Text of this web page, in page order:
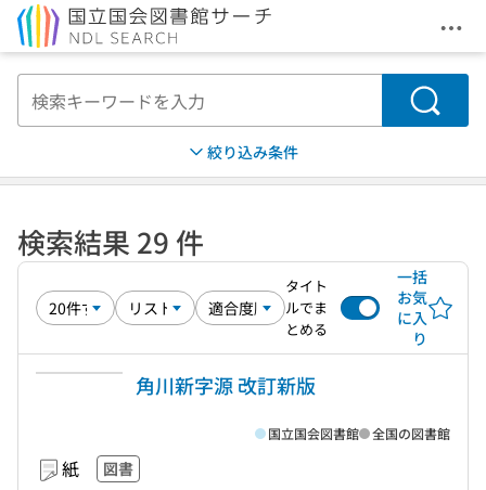
メ
検索
絞り込み条件
検索結果 29 件
タイト
ルでま
とめる
一括
お気
に入
り
角川新字源 改訂新版
紙 図書
国立国会図書館 全国の図書館